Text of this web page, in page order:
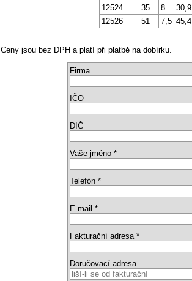
12524
35 8 30,9
12526
51 7,5 45,4
Ceny jsou bez DPH a platí při platbě na dobírku.
Firma
IČO
DIČ
Vaše jméno *
Telefón *
E-mail *
Fakturační adresa *
Doručovací adresa